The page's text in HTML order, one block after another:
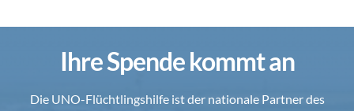
Ihre Spende kommt an
Die UNO-Flüchtlingshilfe ist der nationale Partner des